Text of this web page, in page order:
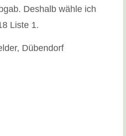
Deshalb wähle ich
Liste 1.
Dübendorf